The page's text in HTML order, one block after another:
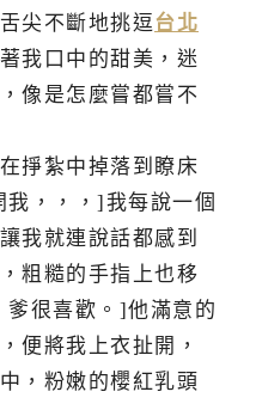
尖不斷地挑逗台北
我口中的甜美，迷
像是怎麼嘗都嘗不
掙紮中掉落到瞭床
，，，]我每說一個
我就連說話都感到
粗糙的手指上也移
很喜歡。]他滿意的
便將我上衣扯開，
，粉嫩的櫻紅乳頭